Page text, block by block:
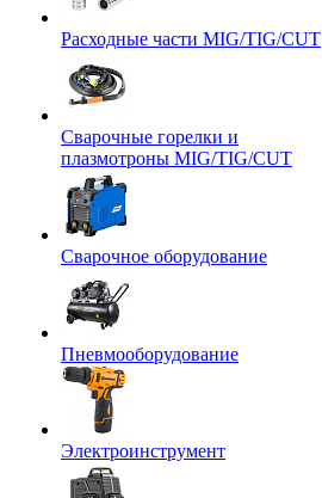
Расходные части MIG/TIG/CUT
Сварочные горелки и
плазмотроны MIG/TIG/CUT
Сварочное оборудование
Пневмооборудование
Электроинструмент